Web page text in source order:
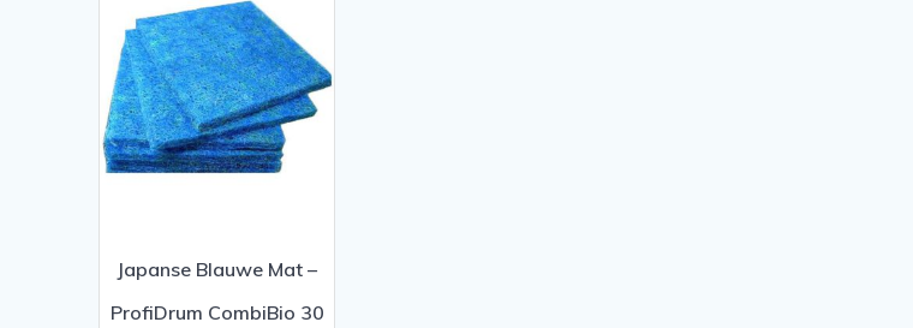
Japanse Blauwe Mat –
ProfiDrum CombiBio 30